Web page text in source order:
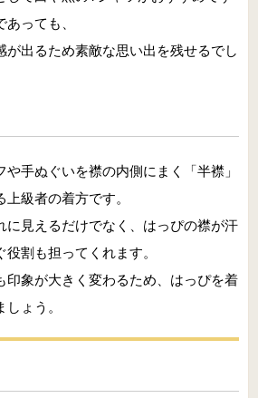
っても、
が出るため素敵な思い出を残せるでし
手ぬぐいを襟の内側にまく「半襟」
級者の着方です。
に見えるだけでなく、はっぴの襟が汗
割も担ってくれます。
印象が大きく変わるため、はっぴを着
ょう。